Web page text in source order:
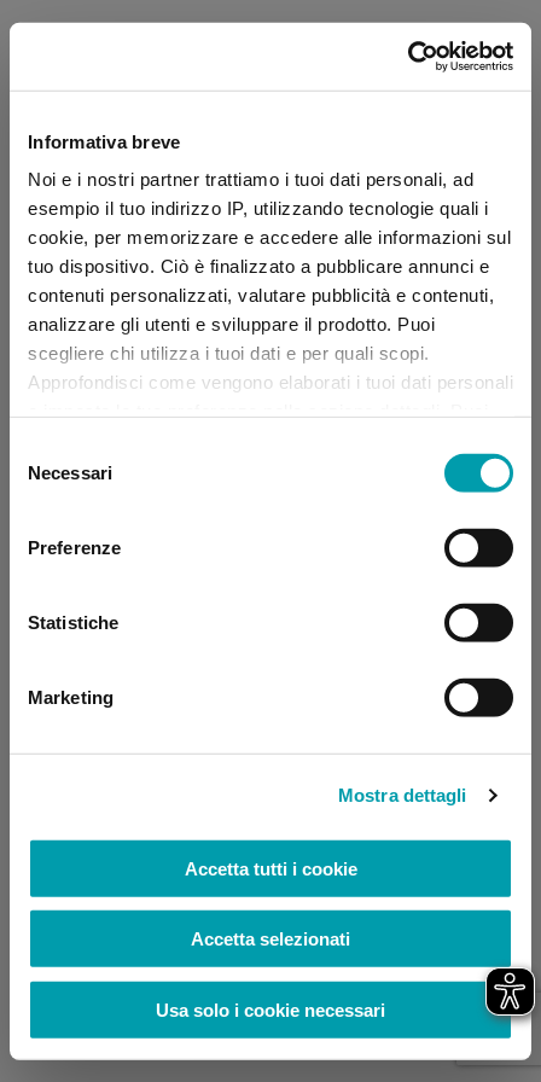
Informativa breve
Noi e i nostri partner trattiamo i tuoi dati personali, ad
esempio il tuo indirizzo IP, utilizzando tecnologie quali i
cookie, per memorizzare e accedere alle informazioni sul
tuo dispositivo. Ciò è finalizzato a pubblicare annunci e
contenuti personalizzati, valutare pubblicità e contenuti,
analizzare gli utenti e sviluppare il prodotto. Puoi
scegliere chi utilizza i tuoi dati e per quali scopi.
Approfondisci come vengono elaborati i tuoi dati personali
momento dalla Dichiarazione sui “
delNecessari
Preferenze
Statistiche
Marketing
Mostra dettagli
Accetta tutti i cookie
Accetta selezionati
Usa solo i cookie necessari
Application error: a client-side exception has occurred (see the
browser console for more information)